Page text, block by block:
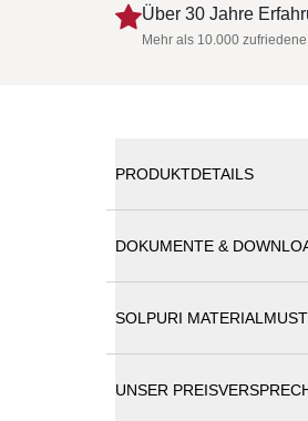
Über 30 Jahre
Mehr als 10.000
PRODUKTDETAILS
SOLPURI PLATEAU
klarer,
Klare,
DOKUMENTE &
SOLPURI
UNSER